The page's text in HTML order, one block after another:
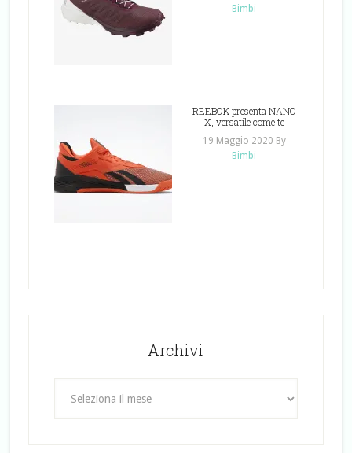
Bimbi
REEBOK presenta NANO
X, versatile come te
19 Maggio 2020 By
Bimbi
Archivi